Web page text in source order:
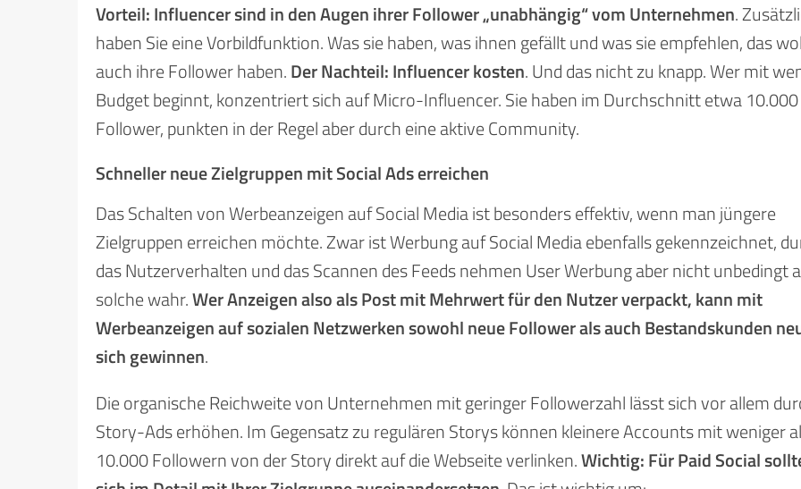
Vorteil: Influencer sind in den Augen ihrer Follower „unabhängig“ vom Unternehmen.
haben Sie eine Vorbildfunktion. Was sie haben, was ihnen gefällt und was sie empfehlen, das
auch ihre Follower haben. Der Nachteil: Influencer kosten. Und das nicht zu knapp. Wer mit
Budget beginnt, konzentriert sich auf Micro-Influencer. Sie haben im Durchschnitt etwa 10.000
Follower, punkten in der Regel aber durch eine aktive Community.
Schneller neue Zielgruppen mit Social Ads erreichen
Das Schalten von Werbeanzeigen auf Social Media ist besonders effektiv, wenn man jüngere
Zielgruppen erreichen möchte. Zwar ist Werbung auf Social Media ebenfalls gekennzeichnet,
das Nutzerverhalten und das Scannen des Feeds nehmen User Werbung aber nicht unbedingt
solche wahr.Wer Anzeigen also als Post mit Mehrwert für den Nutzer verpackt, kann mit
Werbeanzeigen auf sozialen Netzwerken sowohl neue Follower als auch Bestandskunden
sich gewinnen.
Die organische Reichweite von Unternehmen mit geringer Followerzahl lässt sich vor allem
Story-Ads erhöhen. Im Gegensatz zu regulären Storys können kleinere Accounts mit weniger
10.000 Followern von der Story direkt auf die Webseite verlinken.Wichtig: Für Paid Social